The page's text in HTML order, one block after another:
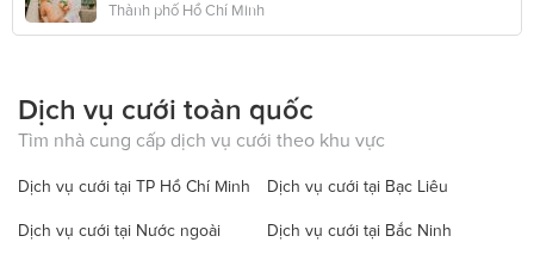
Thành phố Hồ Chí Minh
Dịch vụ cưới toàn quốc
Tìm nhà cung cấp dịch vụ cưới theo khu vực
Dịch vụ cưới tại TP Hồ Chí Minh Dịch vụ cưới tại Bạc Liêu
Dịch vụ cưới tại Nước ngoài Dịch vụ cưới tại Bắc Ninh